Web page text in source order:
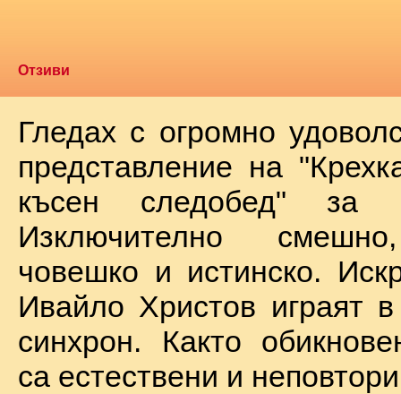
Отзиви
Гледах с огромно
представление на
късен следобед" за
Изключително
човешко и истинско.
Ивайло Христов играят
синхрон. Както
са естествени и